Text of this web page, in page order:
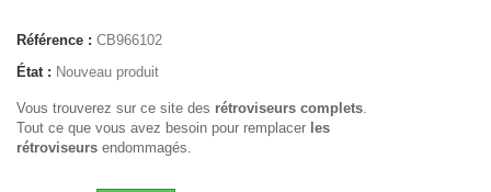
Référence : CB966102
État : Nouveau produit
Vous trouverez sur ce site des rétroviseurs complets.
Tout ce que vous avez besoin pour remplacer les
rétroviseurs endommagés.